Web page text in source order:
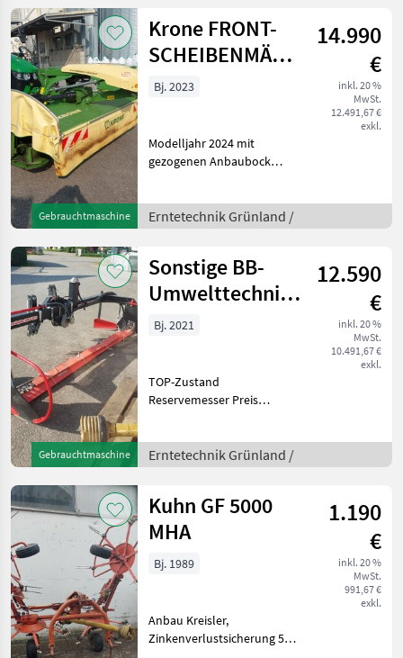
Gebrauchtmaschine
Krone FRONT-
SCHEIBENMÄHWERK
EasYCut F320
14.990
€
inkl. 20 %
MwSt.
12.491,67 €
exkl.
Bj. 2023
Modelljahr 2024 mit
gezogenen Anbaubock
Gelenkwelle mit
Klingenschnellwechsler
Mähwerke
Erntetechnik Grünland /
Gebrauchtmaschine
Sonstige BB-
Umwelttechnik
DOPPELMESSER
Seco
12.590
€
inkl. 20 %
MwSt.
10.491,67 €
exkl.
Bj. 2021
TOP-Zustand
Reservemesser Preis
Erntetechnik Grünland /
Kuhn GF 5000
MHA
1.190
€
inkl. 20 %
MwSt.
991,67 €
exkl.
Bj. 1989
Anbau Kreisler,
Zinkenverlustsicherung 5m